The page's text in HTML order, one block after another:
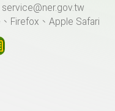
Firefox、Apple Safari